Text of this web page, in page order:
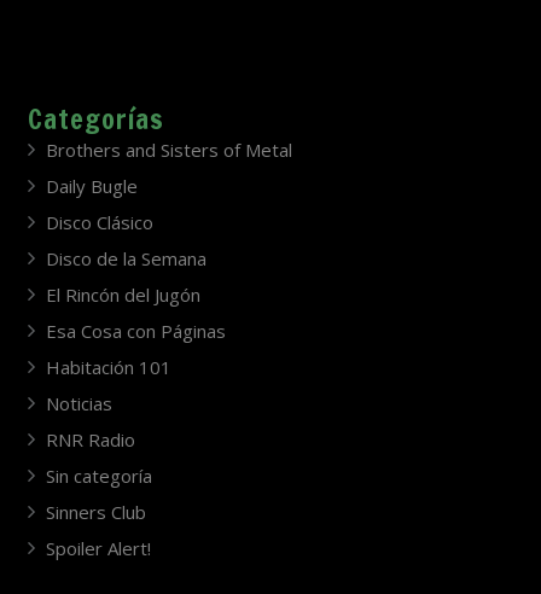
Categorías
Brothers and Sisters of Metal
Daily Bugle
Disco Clásico
Disco de la Semana
El Rincón del Jugón
Esa Cosa con Páginas
Habitación 101
Noticias
RNR Radio
Sin categoría
Sinners Club
Spoiler Alert!